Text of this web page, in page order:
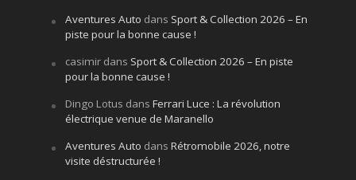
Aventures Auto dans Sport & Collection 2026 – En
piste pour la bonne cause !
casimirdans Sport & Collection 2026 – En piste
pour la bonne cause !
Dingo Lotus dans Ferrari Luce : La révolution
électrique venue de Maranello
Aventures Auto dans Rétromobile 2026, notre
visite déstructurée !